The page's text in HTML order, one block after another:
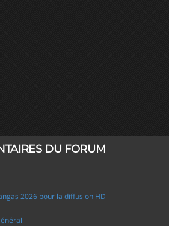
DU FORUM
2026 pour la diffusion HD